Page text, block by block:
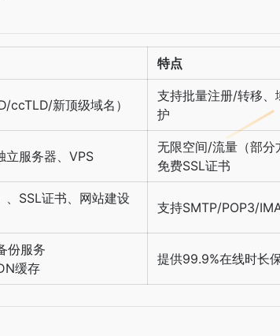
特点
ccTLD/新顶级域名）
支持批量注册/转移
护
立服务器、VPS
无限空间/流量（部分
免费SSL证书
、SSL证书、网站建设
支持SMTP/POP3/
份服务
缓存
提供99.9%在线时长